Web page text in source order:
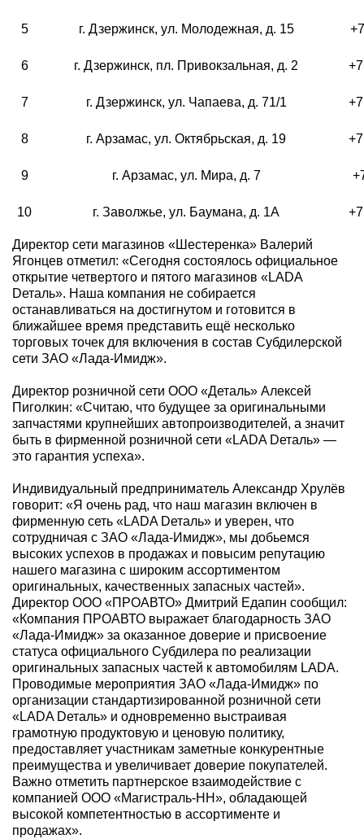
5 г. Дзержинск, ул. Молодежная, д. 15
6 г. Дзержинск, пл. Привокзальная, д. 2
7 г. Дзержинск, ул. Чапаева, д. 71/1
8 г. Арзамас, ул. Октябрьская, д. 19
9 г. Арзамас, ул. Мира, д. 7
10 г. Заволжье, ул. Баумана, д. 1А
Директор сети магазинов «Шестеренка» Валерий
Ягонцев отметил: «Сегодня состоялось официальное
открытие четвертого и пятого магазинов «LADA
Dеталь». Наша компания не собирается
останавливаться на достигнутом и готовится в
ближайшее время представить ещё несколько
торговых точек для включения в состав Субдилерской
сети ЗАО «Лада-Имидж».
Директор розничной сети ООО «Деталь» Алексей
Пиголкин: «Считаю, что будущее за оригинальными
запчастями крупнейших автопроизводителей, а значит
быть в фирменной розничной сети «LADA Dеталь» —
это гарантия успеха».
Индивидуальный предприниматель Александр Хрулёв
говорит: «Я очень рад, что наш магазин включен в
фирменную сеть «LADA Dеталь» и уверен, что
сотрудничая с ЗАО «Лада-Имидж», мы добьемся
высоких успехов в продажах и повысим репутацию
нашего магазина с широким ассортиментом
оригинальных, качественных запасных частей».
Директор ООО «ПРОАВТО» Дмитрий Едапин сообщил:
«Компания ПРОАВТО выражает благодарность ЗАО
«Лада-Имидж» за оказанное доверие и присвоение
статуса официального Субдилера по реализации
оригинальных запасных частей к автомобилям LADA.
Проводимые мероприятия ЗАО «Лада-Имидж» по
организации стандартизированной розничной сети
«LADA Dеталь» и одновременно выстраивая
грамотную продуктовую и ценовую политику,
предоставляет участникам заметные конкурентные
преимущества и увеличивает доверие покупателей.
Важно отметить партнерское взаимодействие с
компанией ООО «Магистраль-НН», обладающей
высокой компетентностью в ассортименте и
продажах».